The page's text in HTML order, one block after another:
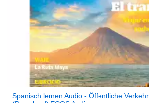
Spanisch lernen Audio - Öffentliche